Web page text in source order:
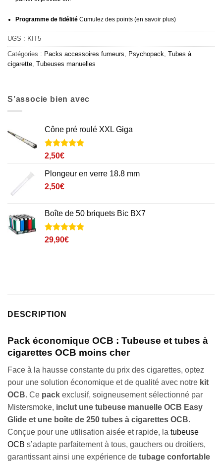
Programme de fidélitéCumulez des points (en savoir plus)
UGS : KIT5
Catégories : Packs accessoires fumeurs Psychopack Tubes à
cigarette Tubeuses manuelles
S’associe bien avec
Cône pré roulé XXL Giga
Noté5
2
notations
client
2,50€
Plongeur en verre 18.8 mm
2,50€
Boîte de 50 briquets Bic BX7
Noté5sur
16
29,90€
DESCRIPTION
Pack économique OCB : Tubeuse et tubes à
cigarettes OCB moins cher
Face à la hausse constante du prix des cigarettes, optez
pour une solution économique et de qualité avec notre kit
OCB. Ce pack exclusif, soigneusement sélectionné par
Mistersmoke, inclut une tubeuse manuelle OCB Easy
Glide et une boîte de 250 tubes à cigarettes OCB.
Conçue pour une utilisation aisée et rapide, la tubeuse
OCB s’adapte parfaitement à tous, gauchers ou droitiers,
garantissant ainsi une expérience de tubage confortable